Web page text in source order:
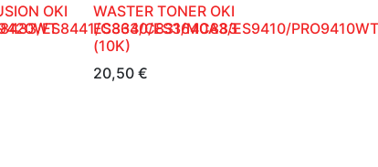
ES8441/C833/C831/MC883
OKI
WASTER TONER OKI
ES3640/ES3640A3/ES9410/
(10K)
20,50 €